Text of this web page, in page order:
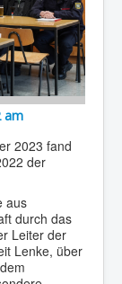
am
2023 fand
der
aus
durch das
Leiter der
Lenke, über